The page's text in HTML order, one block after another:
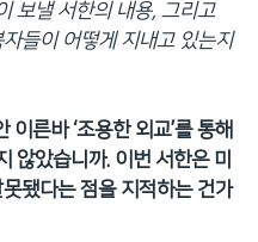
보낼 서한의 내용, 그리고
들이 어떻게 지내고 있는지
른바 ‘조용한 외교’를 통해
않았습니까. 이번 서한은 미
됐다는 점을 지적하는 건가